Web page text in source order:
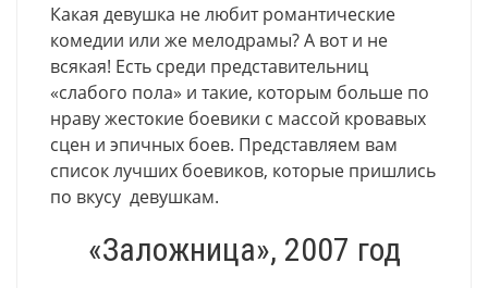
Какая девушка не любит романтические
комедии или же мелодрамы? А вот и не
всякая! Есть среди представительниц
«слабого пола» и такие, которым больше по
нраву жестокие боевики с массой кровавых
сцен и эпичных боев. Представляем вам
список лучших боевиков, которые пришлись
по вкусу девушкам.
«Заложница», 2007 год